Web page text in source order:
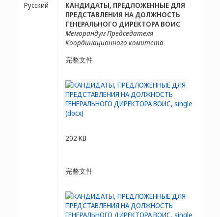
Русский
КАНДИДАТЫ, ПРЕДЛОЖЕННЫЕ ДЛЯ
ПРЕДСТАВЛЕНИЯ НА ДОЛЖНОСТЬ
ГЕНЕРАЛЬНОГО ДИРЕКТОРА ВОИС
Меморандум Председателя
Координационного комитета
完整文件
202 KB
完整文件